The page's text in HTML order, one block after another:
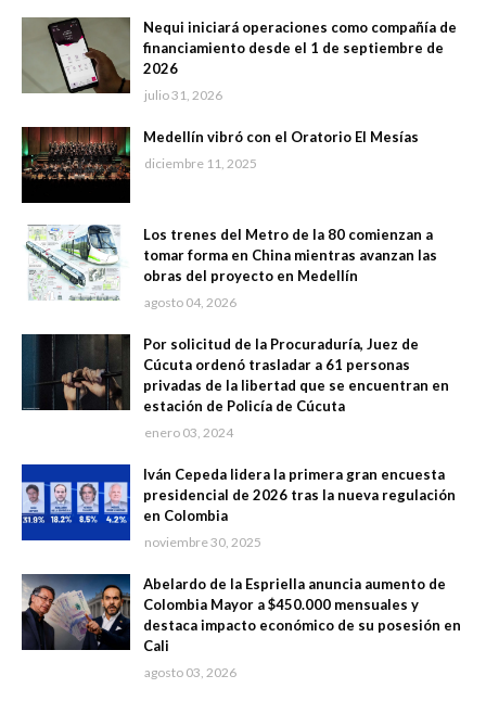
Nequi iniciará operaciones como compañía de
financiamiento desde el 1 de septiembre de
2026
julio 31, 2026
Medellín vibró con el Oratorio El Mesías
diciembre 11, 2025
Los trenes del Metro de la 80 comienzan a
tomar forma en China mientras avanzan las
obras del proyecto en Medellín
agosto 04, 2026
Por solicitud de la Procuraduría, Juez de
Cúcuta ordenó trasladar a 61 personas
privadas de la libertad que se encuentran en
estación de Policía de Cúcuta
enero 03, 2024
Iván Cepeda lidera la primera gran encuesta
presidencial de 2026 tras la nueva regulación
en Colombia
noviembre 30, 2025
Abelardo de la Espriella anuncia aumento de
Colombia Mayor a $450.000 mensuales y
destaca impacto económico de su posesión en
Cali
agosto 03, 2026